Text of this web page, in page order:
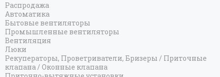
Распродажа
Автоматика
Бытовые вентиляторы
Промышленные вентиляторы
Вентиляция
Люки
Рекуператоры, Проветриватели, Бризеры / Приточные
клапана / Оконные клапана